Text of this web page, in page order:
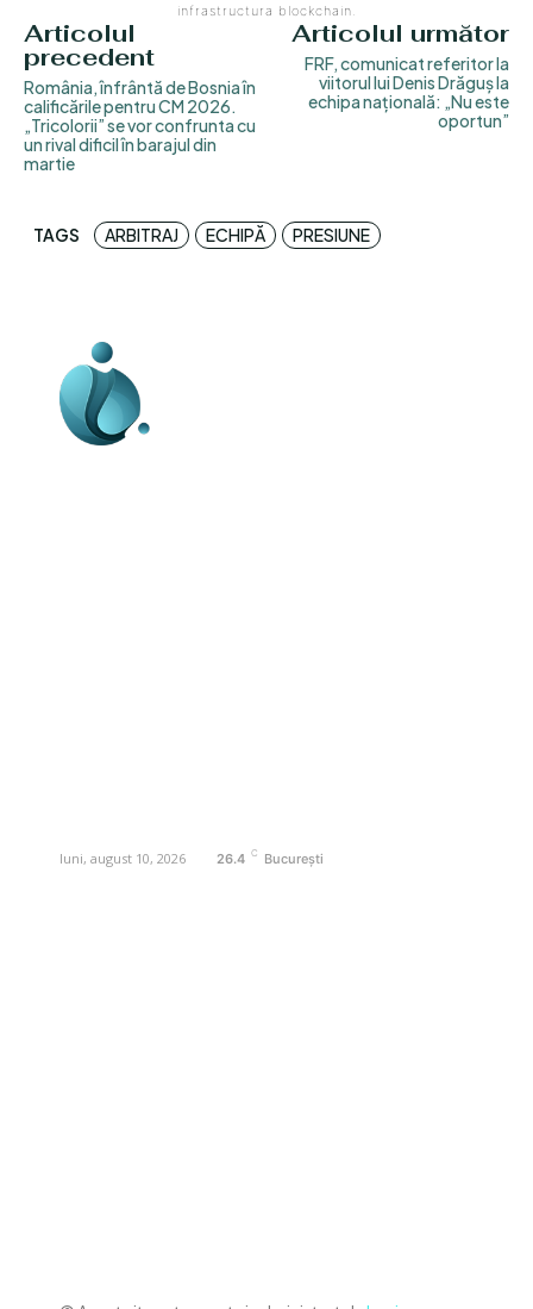
infrastructura blockchain.
Articolul
precedent
România, înfrântă de Bosnia în
calificările pentru CM 2026.
„Tricolorii” se vor confrunta cu
un rival dificil în barajul din
martie
Articolul următor
FRF, comunicat referitor la
viitorul lui Denis Drăguș la
echipa națională: „Nu este
oportun”
TAGS ARBITRAJ ECHIPĂ PRESIUNE
luni, august 10, 2026 26.4 C București